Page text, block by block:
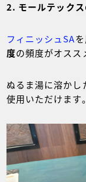
モールテック
フィニッシュSA
度の頻度がオスス
ぬるま湯に溶か
使用いただけます。